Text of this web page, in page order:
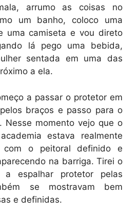
arrumo as coisas no
um banho, coloco uma
uma camiseta e vou direto
lá pego uma bebida,
sentada em uma das
a ela.
a passar o protetor em
braços e passo para o
Nesse momento vejo que o
estava realmente
com o peitoral definido e
na barriga. Tirei o
espalhar protetor pelas
se mostravam bem
e definidas.